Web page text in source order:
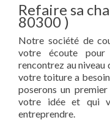
Refaire sa
80300 )
Notre société de
votre écoute
rencontrez au niveau
votre toiture a besoin
poserons un
votre idée et qui
entreprendre.